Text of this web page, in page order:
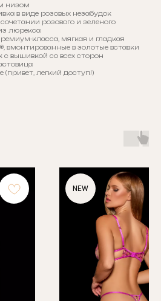
низом
в виде розовых незабудок
розового и зеленого
люрекса
класса, мягкая и гладкая
вмонтированные в золотые вставки
с вышивкой со всех сторон
(привет, легкий доступ!)
NEW